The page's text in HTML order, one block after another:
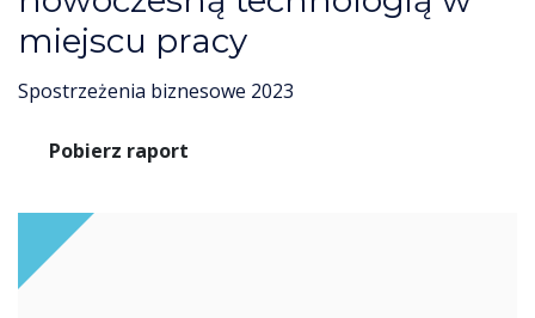
miejscu pracy
Spostrzeżenia biznesowe 2023
Pobierz raport